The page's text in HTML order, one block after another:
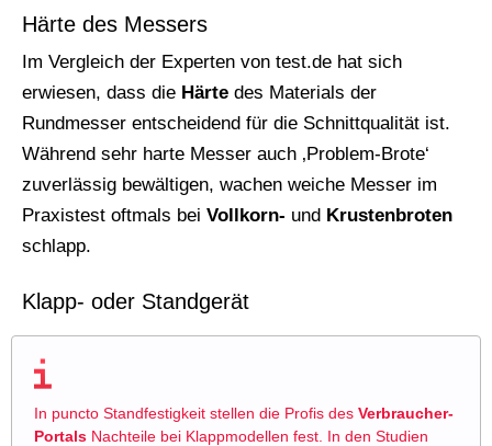
Härte des Messers
Im Vergleich der Experten von test.de hat sich
erwiesen, dass die Härte des Materials der
Rundmesser entscheidend für die Schnittqualität ist.
Während sehr harte Messer auch ‚Problem-Brote‘
zuverlässig bewältigen, wachen weiche Messer im
Praxistest oftmals bei Vollkorn- und Krustenbroten
schlapp.
Klapp- oder Standgerät
In puncto Standfestigkeit stellen die Profis des Verbraucher-
Portals Nachteile bei Klappmodellen fest. In den Studien